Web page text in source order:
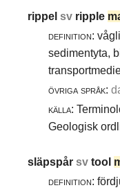
rippelsv ripple
definition:
sedimentyta,
övriga språk:
källa:
Geologisk
släpspårsvtool
definition: